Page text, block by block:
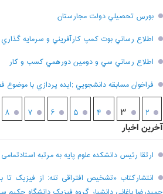
بورس تحصيلي دولت مجارستان
اطلاع رساني بوت کمپ کارآفريني و سرمايه
اطلاع رساني سي و دومين دورهمي کسب و کار
فراخوان مسابقه دانشجويي ;ايده پردازي با موضوع
۲ ۳ ۴ ۵ ۶ ۷ ۸
آخرین اخبار
ارتقا رئیس دانشکده علوم پایه به مرتبه استادتمامی
انتشارکتاب «تشخیص افتراقی تنه: از فیزیک تا